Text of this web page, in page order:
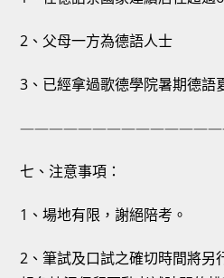
2、父母一方為德語人士
3、已經拿過歌德學院暑期德語
七、注意事項：
1、場地有限，謝絕陪考。
2、筆試及口試之確切時間將另